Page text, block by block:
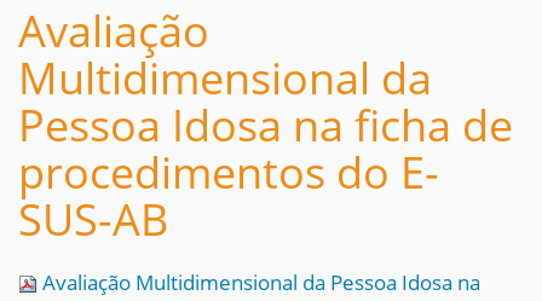
Avaliação
Multidimensional da
Pessoa Idosa na ficha de
procedimentos do E-
SUS-AB
Avaliação Multidimensional da Pessoa Idosa na